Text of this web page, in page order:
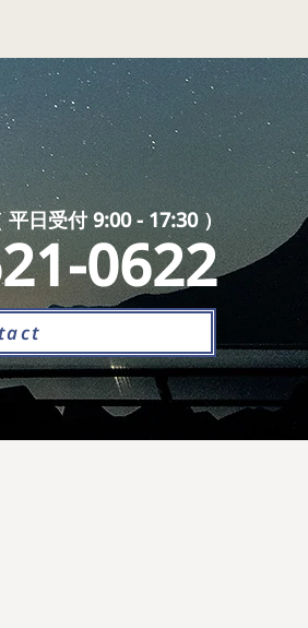
日受付 9:00 - 17:30 ）
0622